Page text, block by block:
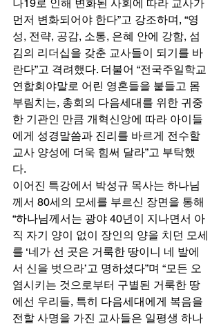
나19로 인해 변화된 사회에 따라 교사가
먼저 변화되어야 한다”고 강조하며, “영
성, 전략, 공감, 소통, 은혜 안에 강함, 섬
김의 리더십을 갖춘 교사들이 되기를 바
란다”고 격려했다. 더불어 “전국주일학교
연합회야말로 어린 영혼들을 붙들고 몸
부림치는, 총회의 다음세대를 위한 귀중
한 기관인 만큼 개혁신앙에 따라 아이들
에게 성경말씀과 진리를 바르게 전수할
교사 양성에 더욱 힘써 달라”고 부탁했
다.
이어진 특강에서 박성규 목사는 하나님
께서 80세의 모세를 부르신 장면을 통해
“하나님께서는 광야 40년이 지나면서 아
직 자기 양이 없이 장인의 양을 치던 모세
를 ‘네가 선 곳은 거룩한 땅이니 네 발에
서 신을 벗으라’고 명하셨다”며 “모든 오
염시키는 것으로부터 구별된 거룩한 땅
에선 우리들, 특히 다음세대에게 복음을
전할 사명을 가진 교사들은 일평생 하나